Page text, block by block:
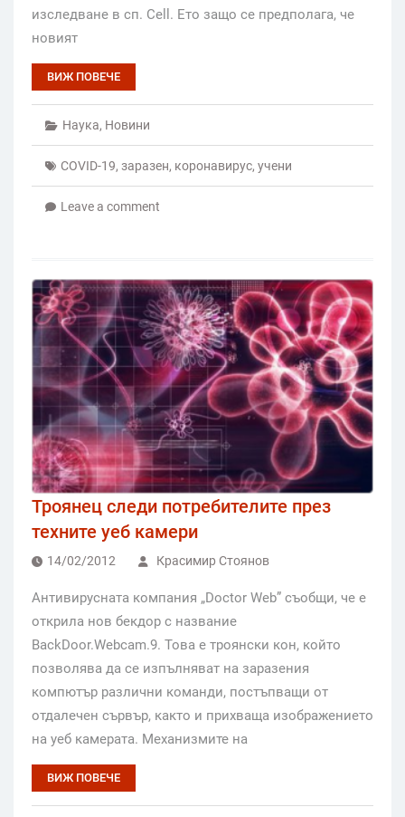
изследване в сп. Cell. Ето защо се предполага, че
новият
ВИЖ ПОВЕЧЕ
Наука, Новини
COVID-19, заразен, коронавирус, учени
Leave a comment
Троянец следи потребителите през
техните уеб камери
14/02/2012 Красимир Стоянов
Антивирусната компания „Doctor Web” съобщи, че е
открила нов бекдор с название
BackDoor.Webcam.9. Това е троянски кон, който
позволява да се изпълняват на заразения
компютър различни команди, постъпващи от
отдалечен сървър, както и прихваща изображението
на уеб камерата. Механизмите на
ВИЖ ПОВЕЧЕ